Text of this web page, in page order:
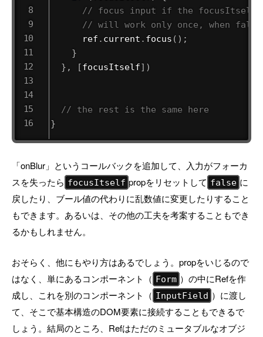
// focus input if the focusItself
// will work only once, when false
      ref
. current . focus ( ) ;
}
} , [focusItself] )
// the rest is the same here
}
「onBlur」というコールバックを追加して、入力がフォーカ
スを失ったら focusItself propをリセットして false に
戻したり、ブール値の代わりに乱数値に変更したりすること
もできます。あるいは、その他の工夫を考案することもでき
るかもしれません。
おそらく、他にもやり方はあるでしょう。propをいじるので
はなく、単にあるコンポーネント（ Form ）の中にRefを作
成し、これを別のコンポーネント（ InputField ）に渡し
て、そこで基本構造のDOM要素に接続することもできるで
しょう。結局のところ、Refはただのミュータブルなオブジ